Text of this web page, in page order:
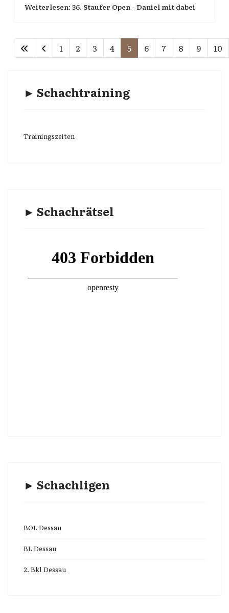
Weiterlesen: 36. Staufer Open - Daniel mit dabei
1 2 3 4 5 6 7 8 9 10
► Schachtraining
Trainingszeiten
► Schachrätsel
► Schachligen
BOL Dessau
BL Dessau
2. Bkl Dessau